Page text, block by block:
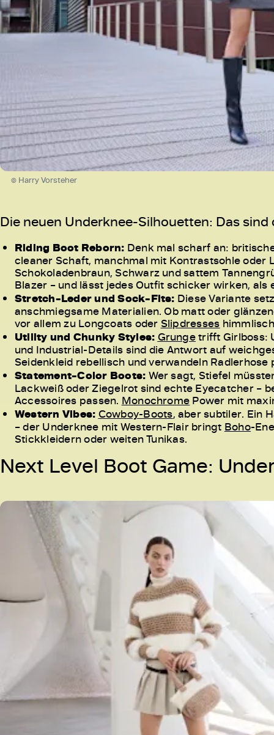
© Harry Vorsteher
Die neuen Underknee-Silhouetten: Das
Riding Boot Reborn: Denk mal scharf an:
cleaner Schaft, manchmal mit Kontrastsohle
Schokoladenbraun, Schwarz und sattem
Blazer – und lässt jedes Outfit schicker wirken, als
Stretch-Leder und Sock-Fits: Diese Variante
anschmiegsame Materialien. Ob matt oder
vor allem zu Longcoats oder Slipdresses
Utility und Chunky Styles: Grungetrifft Girlboss:
und Industrial-Details sind die Antwort auf
Seidenkleid rebellisch und verwandeln Radlerhose
Statement-Color Boots: Wer sagt, Stiefel
Lackweiß oder Ziegelrot sind echte Eyecatcher –
Accessoires passen. Monochrome Power mit
Western Vibes: Cowboy-Boots, aber subtiler. Ein
– der Underknee mit Western-Flair bringt Boho-
Stickkleidern oder weiten Tunikas.
Next Level Boot Game: